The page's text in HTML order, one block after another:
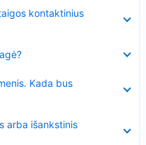
kontaktinius
Kada bus
arba išankstinis